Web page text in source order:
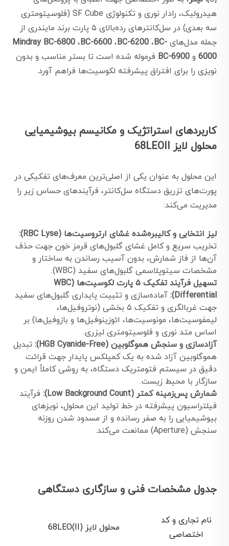
هیدرولیک، رادار نوری و تکنولوژی SF Cube (فلوسیتومتری
سه بعدی) در سل‌کانترهای رده‌بالای ۵ پارت برند مایندری از
جمله مدل‌های
Mindray BC-6800 ،BC-6600 ،BC-6200 ،BC-
6000 و BC-6900 فرموله شده است تا بستر مناسب و بدون
نویزی را برای افتراق پیشرفته لکوسیت‌ها فراهم آورد.
کاربردهای استراتژیک و مکانیسم بیوشیمیایی
محلول لایز 68LEOII
این محلول به عنوان یکی از اصلی‌ترین معرف‌های تفکیکی در
پورت‌های تزریق دستگاه سل‌کانتر، فرآیندهای حساس زیر را
مدیریت می‌کند:
لیز انتخابی و کالیبره‌شده غشای ارتروسیت‌ها (RBC Lyse):
تخریب سریع و کامل غشای گلبول‌های قرمز خون جهت حذف
آن‌ها از فاز شمارش، بدون آسیب رساندن به ساختار و
مشخصات سیتوپلاسمی گلبول‌های سفید (WBC).
تسهیل فرآیند تفکیک ۵ پارت لکوسیت‌ها (WBC
Differential):
آماده‌سازی و تثبیت پایداری گلبول‌های سفید
جهت غربالگری و تفکیک ۵ بخشی (نوتروفیل‌ها،
لیمفوسیت‌ها، مونوسیت‌ها، ائوزینوفیل‌ها و بازوفیل‌ها) بر
اساس متد نوری و فلوسیتومتری لیزری.
آزادسازی و سنجش هموگلوبین (HGB Cyanide-Free):
تبدیل
هموگلوبین آزاد شده به یک کمپلکس پایدار جهت قرائت
دقیق در سیستم فتومتریک دستگاه، به روشی کاملاً ایمن و
سازگار با محیط زیست.
شمارش پس‌زمینه کمتر (Low Background Count):
فرآیند
فیلتراسیون پیشرفته در خط تولید این محلول، نویزهای
بیوشیمیایی را به صفر رسانده و از مسدود شدن روزنه
سنجش (Aperture) ممانعت می‌کند.
جدول مشخصات فنی و سازگاری دستگاهی
نام تجاری و کد
اختصاصی
محلول لایز (68LEO(II